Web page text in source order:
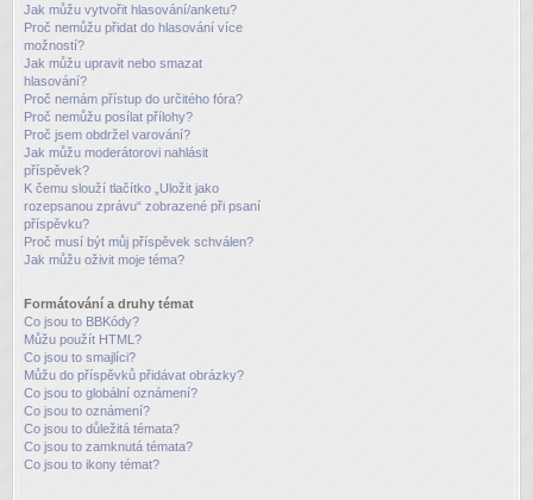
Jak můžu vytvořit hlasování/anketu?
Proč nemůžu přidat do hlasování více
možností?
Jak můžu upravit nebo smazat
hlasování?
Proč nemám přístup do určitého fóra?
Proč nemůžu posílat přílohy?
Proč jsem obdržel varování?
Jak můžu moderátorovi nahlásit
příspěvek?
K čemu slouží tlačítko „Uložit jako
rozepsanou zprávu“ zobrazené při psaní
příspěvku?
Proč musí být můj příspěvek schválen?
Jak můžu oživit moje téma?
Formátování a druhy témat
Co jsou to BBKódy?
Můžu použít HTML?
Co jsou to smajlíci?
Můžu do příspěvků přidávat obrázky?
Co jsou to globální oznámení?
Co jsou to oznámení?
Co jsou to důležitá témata?
Co jsou to zamknutá témata?
Co jsou to ikony témat?